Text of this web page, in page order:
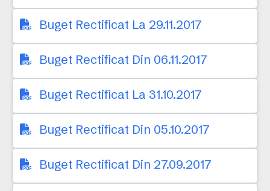
Buget Rectificat La 29.11.2017
Buget Rectificat Din 06.11.2017
Buget Rectificat La 31.10.2017
Buget Rectificat Din 05.10.2017
Buget Rectificat Din 27.09.2017